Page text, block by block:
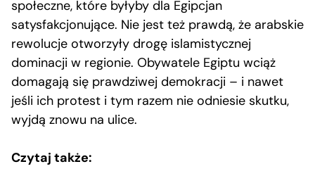
społeczne, które byłyby dla Egipcjan
satysfakcjonujące. Nie jest też prawdą, że arabskie
rewolucje otworzyły drogę islamistycznej
dominacji w regionie. Obywatele Egiptu wciąż
domagają się prawdziwej demokracji – i nawet
jeśli ich protest i tym razem nie odniesie skutku,
wyjdą znowu na ulice.
Czytaj także: